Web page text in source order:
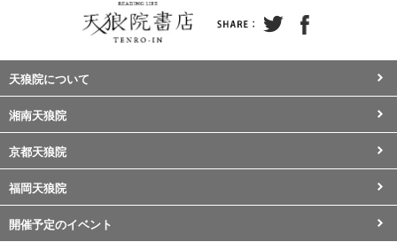
天狼院について
湘南天狼院
京都天狼院
福岡天狼院
開催予定のイベント